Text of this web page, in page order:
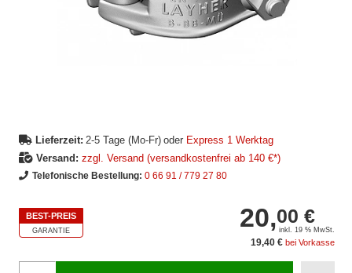
Lieferzeit: 2-5 Tage (Mo-Fr) oder Express 1 Werktag
Versand: zzgl. Versand (versandkostenfrei ab 140 €*)
Telefonische Bestellung: 0 66 91 / 779 27 80
BEST-PREIS
GARANTIE 20,00 €
inkl. 19 % MwSt.
19,40 € bei Vorkasse